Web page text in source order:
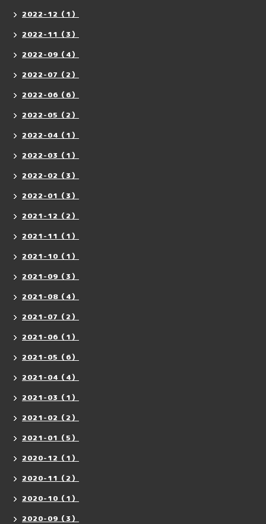
2022-12（1）
2022-11（3）
2022-09（4）
2022-07（2）
2022-06（6）
2022-05（2）
2022-04（1）
2022-03（1）
2022-02（3）
2022-01（3）
2021-12（2）
2021-11（1）
2021-10（1）
2021-09（3）
2021-08（4）
2021-07（2）
2021-06（1）
2021-05（6）
2021-04（4）
2021-03（1）
2021-02（2）
2021-01（5）
2020-12（1）
2020-11（2）
2020-10（1）
2020-09（3）